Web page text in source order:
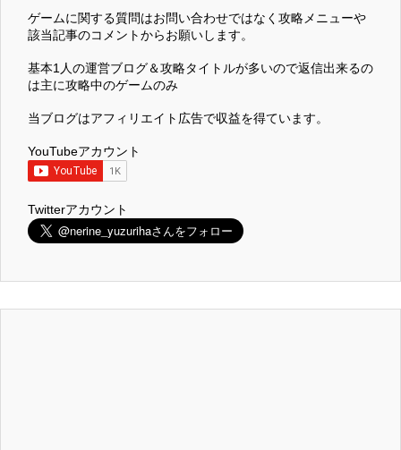
ゲームに関する質問はお問い合わせではなく攻略メニューや
該当記事のコメントからお願いします。
基本1人の運営ブログ＆攻略タイトルが多いので返信出来るの
は主に攻略中のゲームのみ
当ブログはアフィリエイト広告で収益を得ています。
YouTubeアカウント
Twitterアカウント